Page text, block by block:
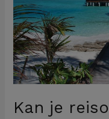
Kan je
van
je
reis
veranderen?